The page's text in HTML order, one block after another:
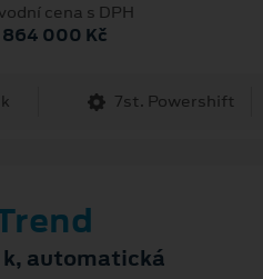
cena s DPH
864 000 Kč
7st. Powershift
automatická